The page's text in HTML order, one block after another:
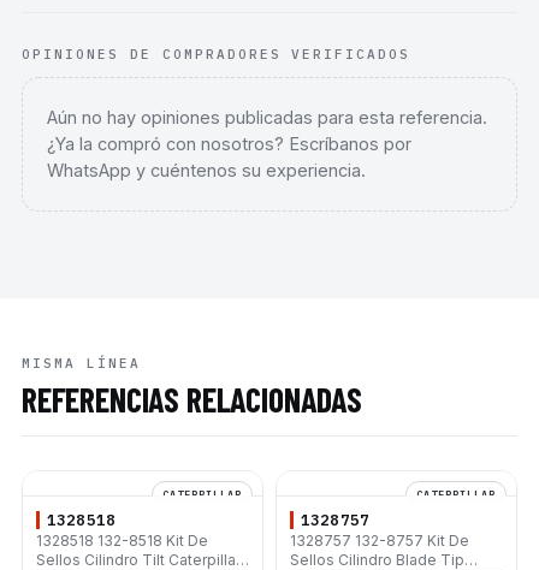
OPINIONES DE COMPRADORES VERIFICADOS
Aún no hay opiniones publicadas para esta referencia.
¿Ya la compró con nosotros? Escríbanos por
WhatsApp y cuéntenos su experiencia.
MISMA LÍNEA
REFERENCIAS RELACIONADAS
CATERPILLAR
1328518
1328518 132-8518 Kit De
Sellos Cilindro Tilt Caterpillar
CATERPILLAR
1328757
1328757 132-8757 Kit De
Sellos Cilindro Blade Tip